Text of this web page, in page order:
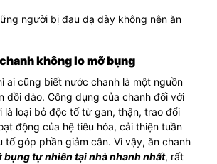
người bị đau dạ dày không nên ăn
không lo mỡ bụng
ai cũng biết nước chanh là một nguồn
dồi dào. Công dụng của chanh đối với
là loại bỏ độc tố từ gan, thận, trao đổi
động của hệ tiêu hóa, cải thiện tuần
tố góp phần giảm cân. Vì vậy, ăn chanh
bụng tự nhiên tại nhà nhanh nhất, rất